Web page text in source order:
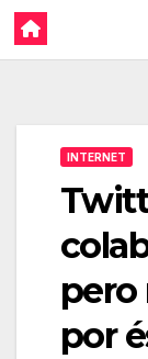
INTERNET
pero
por